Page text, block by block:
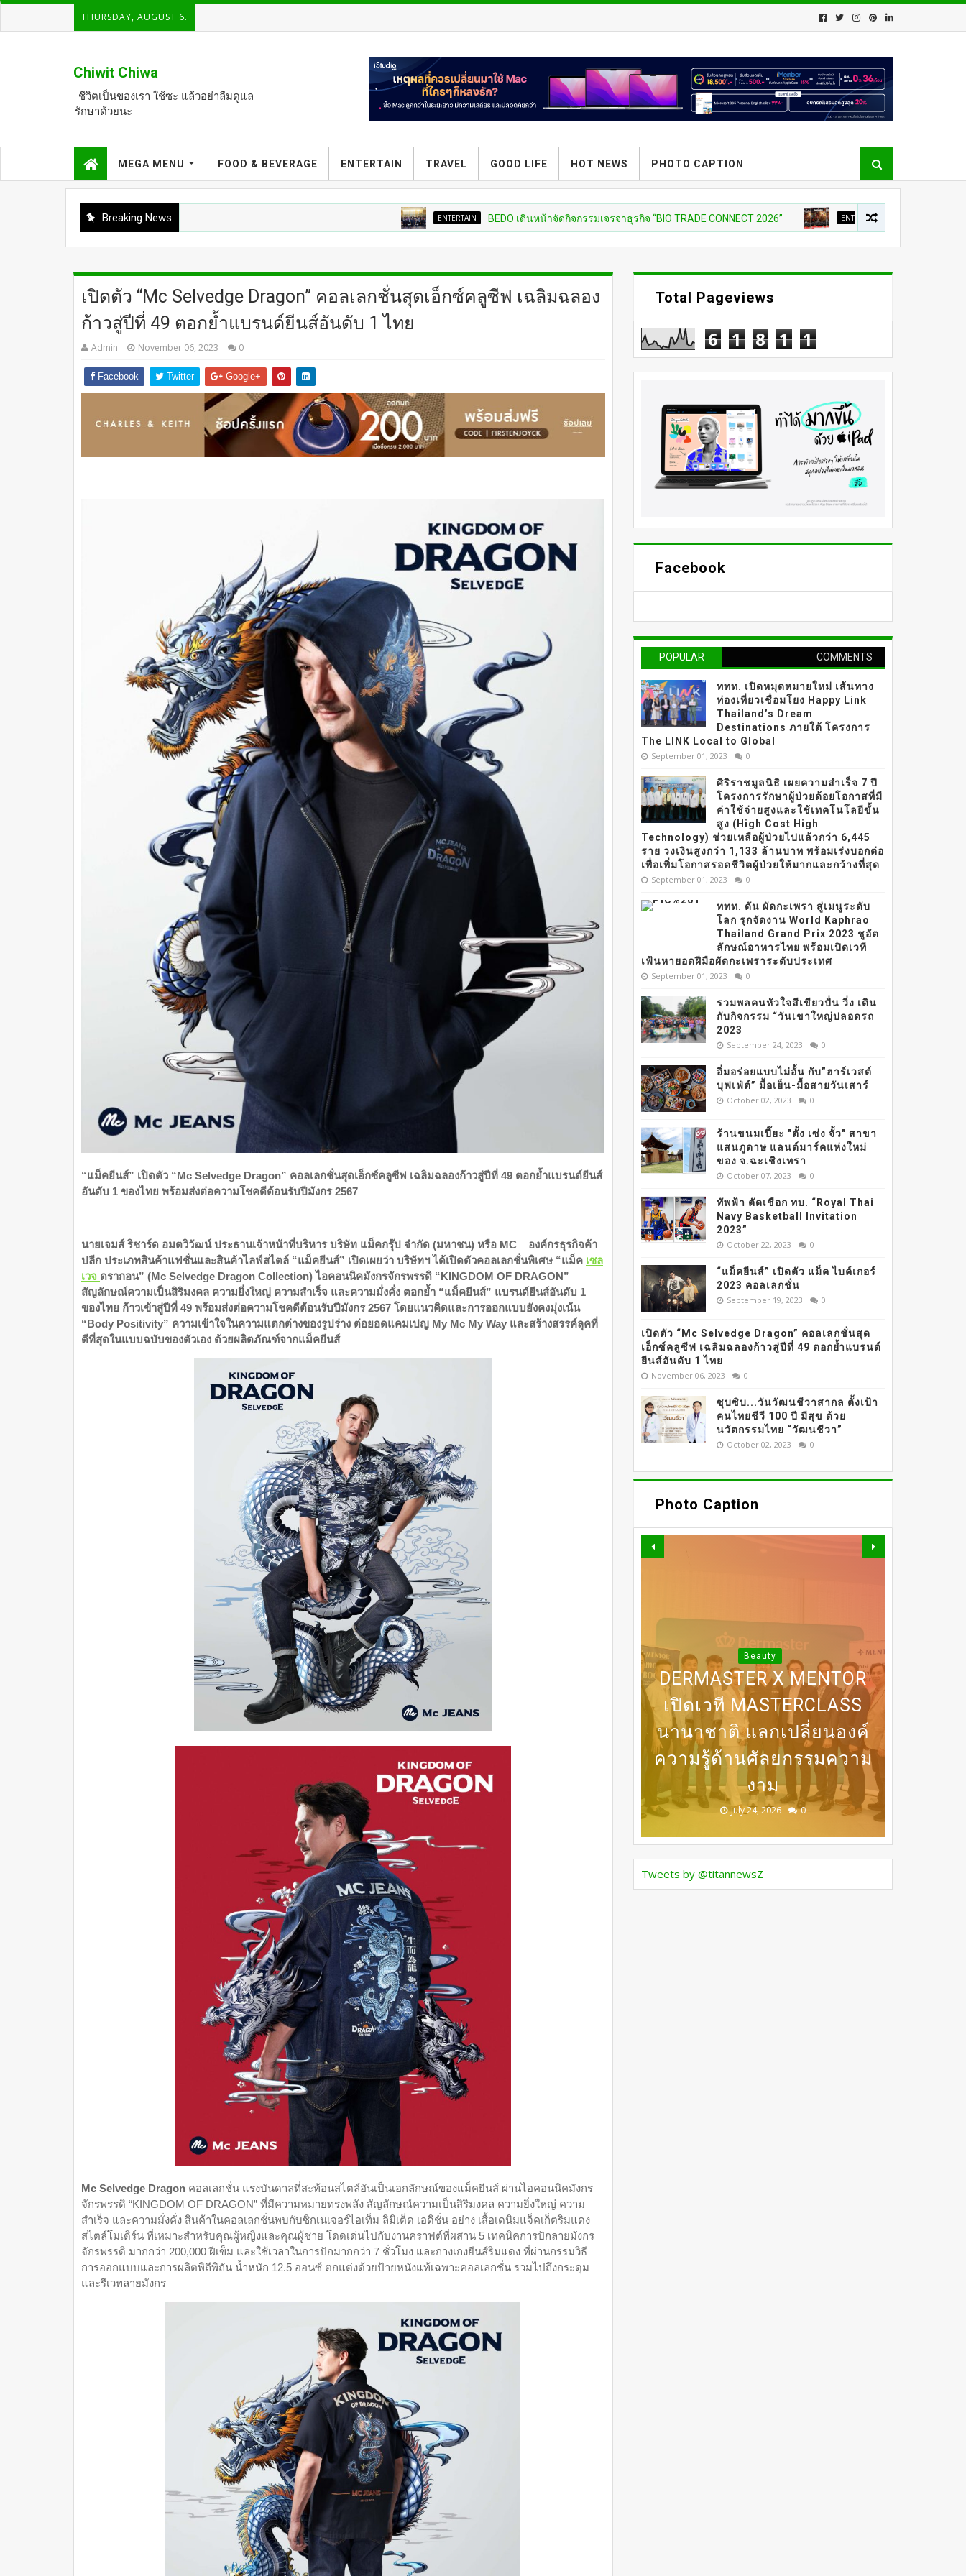
THURSDAY, AUGUST 6.
Chiwit Chiwa
ชีวิตเป็นของเรา ใช้ซะ แล้วอย่าลืมดูแล
รักษาด้วยนะ
MEGA MENU FOOD & BEVERAGE ENTERTAIN TRAVEL GOOD LIFE HOT NEWS PHOTO CAPTION
Breaking News ENTERTAIN BEDO เดินหน้าจัดกิจกรรมเจรจาธุรกิจ “BIO TRADE CONNECT 2026” ENTERTAIN 31 ก.ค เที่ยงตรง กดบัตรให้ทั
เปิดตัว “Mc Selvedge Dragon” คอลเลกชั่นสุดเอ็กซ์คลูซีฟ เฉลิมฉลอง
ก้าวสู่ปีที่ 49 ตอกย้ำแบรนด์ยีนส์อันดับ 1 ไทย
Admin November 06, 2023 0
Facebook Twitter Google+
“แม็คยีนส์” เปิดตัว “Mc Selvedge Dragon” คอลเลกชั่นสุดเอ็กซ์คลูซีฟ เฉลิมฉลองก้าวสู่ปีที่ 49 ตอกย้ำแบรนด์ยีนส์
อันดับ 1 ของไทย พร้อมส่งต่อความโชคดีต้อนรับปีมังกร 2567
นายเจมส์ ริชาร์ด อมตวิวัฒน์ ประธานเจ้าหน้าที่บริหาร บริษัท แม็คกรุ๊ป จำกัด (มหาชน) หรือ MC
องค์กรธุรกิจค้า
ปลีก ประเภทสินค้าแฟชั่นและสินค้าไลฟ์สไตล์ “แม็คยีนส์” เปิดเผยว่า บริษัทฯ ได้เปิดตัวคอลเลกชั่นพิเศษ “แม็ค เซล
เวจ ดรากอน” (Mc Selvedge Dragon Collection) ไอคอนนิคมังกรจักรพรรดิ “KINGDOM OF DRAGON”
สัญลักษณ์ความเป็นสิริมงคล ความยิ่งใหญ่ ความสำเร็จ และความมั่งคั่ง ตอกย้ำ “แม็คยีนส์” แบรนด์ยีนส์อันดับ 1
ของไทย ก้าวเข้าสู่ปีที่ 49 พร้อมส่งต่อความโชคดีต้อนรับปีมังกร 2567 โดยแนวคิดและการออกแบบยังคงมุ่งเน้น
“Body Positivity” ความเข้าใจในความแตกต่างของรูปร่าง ต่อยอดแคมเปญ My Mc My Way และสร้างสรรค์ลุคที่
ดีที่สุดในแบบฉบับของตัวเอง ด้วยผลิตภัณฑ์จากแม็คยีนส์
Mc Selvedge Dragon คอลเลกชั่น แรงบันดาลที่สะท้อนสไตล์อันเป็นเอกลักษณ์ของแม็คยีนส์ ผ่านไอคอนนิคมังกร
จักรพรรดิ “KINGDOM OF DRAGON” ที่มีความหมายทรงพลัง สัญลักษณ์ความเป็นสิริมงคล ความยิ่งใหญ่ ความ
สำเร็จ และความมั่งคั่ง สินค้าในคอลเลกชั่นพบกับซิกเนเจอร์ไอเท็ม ลิมิเต็ด เอดิชั่น อย่าง เสื้อเดนิมแจ็คเก็ตริมแดง
สไตล์โมเดิร์น ที่เหมาะสำหรับคุณผู้หญิงและคุณผู้ชาย โดดเด่นไปกับงานคราฟต์ที่ผสาน 5 เทคนิคการปักลายมังกร
จักรพรรดิ มากกว่า 200,000 ฝีเข็ม และใช้เวลาในการปักมากกว่า 7 ชั่วโมง และกางเกงยีนส์ริมแดง ที่ผ่านกรรมวิธี
การออกแบบและการผลิตพิถีพิถัน น้ำหนัก 12.5 ออนซ์ ตกแต่งด้วยป้ายหนังแท้เฉพาะคอลเลกชั่น รวมไปถึงกระดุม
และรีเวทลายมังกร
Total Pageviews
6 1 8 1 1
Facebook
POPULAR COMMENTS
ททท. เปิดหมุดหมายใหม่ เส้นทาง
ท่องเที่ยวเชื่อมโยง Happy Link
Thailand’s Dream
Destinations ภายใต้ โครงการ
The LINK Local to Global
September 01, 2023 0
ศิริราชมูลนิธิ เผยความสำเร็จ 7 ปี
โครงการรักษาผู้ป่วยด้อยโอกาสที่มี
ค่าใช้จ่ายสูงและใช้เทคโนโลยีขั้น
สูง (High Cost High
Technology) ช่วยเหลือผู้ป่วยไปแล้วกว่า 6,445
ราย วงเงินสูงกว่า 1,133 ล้านบาท พร้อมเร่งบอกต่อ
เพื่อเพิ่มโอกาสรอดชีวิตผู้ป่วยให้มากและกว้างที่สุด
September 01, 2023 0
ททท. ดัน ผัดกะเพรา สู่เมนูระดับ
โลก รุกจัดงาน World Kaphrao
Thailand Grand Prix 2023 ชูอัต
ลักษณ์อาหารไทย พร้อมเปิดเวที
เฟ้นหายอดฝีมือผัดกะเพราระดับประเทศ
September 01, 2023 0
รวมพลคนหัวใจสีเขียวปั่น วิ่ง เดิน
กับกิจกรรม “วันเขาใหญ่ปลอดรถ
2023
September 24, 2023 0
อิ่มอร่อยแบบไม่อั้น กับ”ฮาร์เวสต์
บุฟเฟ่ต์” มื้อเย็น-มื้อสายวันเสาร์
October 02, 2023 0
ร้านขนมเปี๊ยะ "ตั้ง เซ่ง จั้ว" สาขา
แสนภูดาษ แลนด์มาร์คแห่งใหม่
ของ จ.ฉะเชิงเทรา
October 07, 2023 0
ทัพฟ้า ตัดเชือก ทบ. “Royal Thai
Navy Basketball Invitation
2023”
October 22, 2023 0
“แม็คยีนส์” เปิดตัว แม็ค ไบค์เกอร์
2023 คอลเลกชั่น
September 19, 2023 0
เปิดตัว “Mc Selvedge Dragon” คอลเลกชั่นสุด
เอ็กซ์คลูซีฟ เฉลิมฉลองก้าวสู่ปีที่ 49 ตอกย้ำแบรนด์
ยีนส์อันดับ 1 ไทย
November 06, 2023 0
ซุบซิบ...วันวัฒนชีวาสากล ตั้งเป้า
คนไทยชีวี 100 ปี มีสุข ด้วย
นวัตกรรมไทย “วัฒนชีวา”
October 02, 2023 0
Photo Caption
BEDO เดินหน้าจัดกิจกรรม
เจรจาธุรกิจ “BIO TRADE
CONNECT 2026”
August 05, 2026
31 ก.ค เที่ยงตรง กดบัตรให้
ทันนะเพื่อน โปรฯเสือ
คำราม 990บาท ราคาเต็ม
1,800บาท
July 30, 2026 0
DERMASTER X MENTOR
เปิดเวที MASTERCLASS
นานาชาติ​ แลกเปลี่ยนองค์
ความรู้ด้านศัลยกรรมความ
งาม
July 24, 2026 0
“LONGEVITY” จัดงาน
“BEAUTY BEGINS WITH
INNER PEACE” ชวน
SONYA SINGHA -​SAMMY
COWELL ถ่ายทอดแรง
บันดาลใจสู่การดูแลตัวเอง
จากภายใน
July 24, 2026 0
DERMASTER เปิดเวทีแลก
เปลี่ยนความเชี่ยวชาญด้าน
ศัลยกรรมระดับนานาชาติ
July 24, 2026 0
Tweets by @titannewsZ